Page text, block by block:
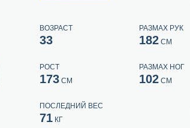
ВОЗРАСТ
33
РАЗМАХ РУК
182СМ
РОСТ
173СМ
РАЗМАХ НОГ
102СМ
ПОСЛЕДНИЙ ВЕС
71КГ